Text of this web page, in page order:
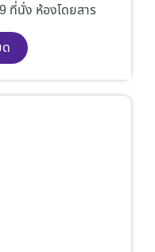
ที่นั่ง ห้องโดยสาร